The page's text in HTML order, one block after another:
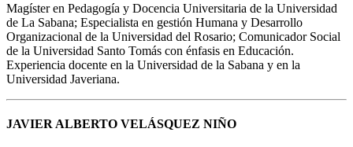
Magíster en Pedagogía y Docencia Universitaria de la Universidad
de La Sabana; Especialista en gestión Humana y Desarrollo
Organizacional de la Universidad del Rosario; Comunicador Social
de la Universidad Santo Tomás con énfasis en Educación.
Experiencia docente en la Universidad de la Sabana y en la
Universidad Javeriana.
JAVIER ALBERTO VELÁSQUEZ NIÑO